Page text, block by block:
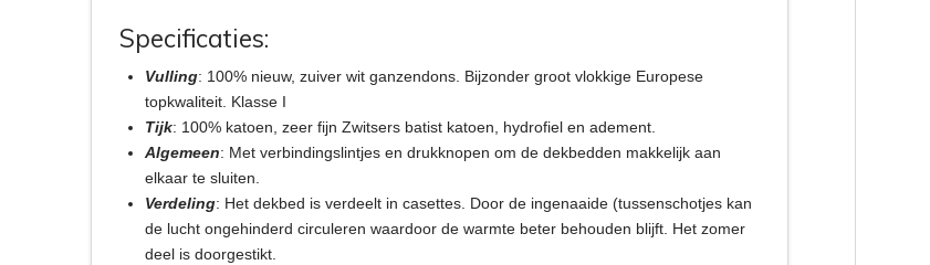
Specificaties:
Vulling: 100% nieuw, zuiver wit ganzendons. Bijzonder groot vlokkige Europese
topkwaliteit. Klasse I
Tijk: 100% katoen, zeer fijn Zwitsers batist katoen, hydrofiel en adement.
Algemeen: Met verbindingslintjes en drukknopen om de dekbedden makkelijk aan
elkaar te sluiten.
Verdeling: Het dekbed is verdeelt in casettes. Door de ingenaaide (tussenschotjes kan
de lucht ongehinderd circuleren waardoor de warmte beter behouden blijft. Het zomer
deel is doorgestikt.